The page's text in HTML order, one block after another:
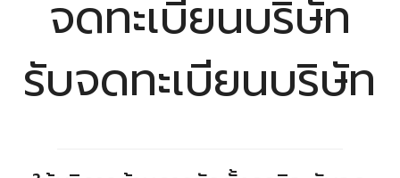
จดทะเบียนบริษัท
รับจดทะเบียนบริษัท